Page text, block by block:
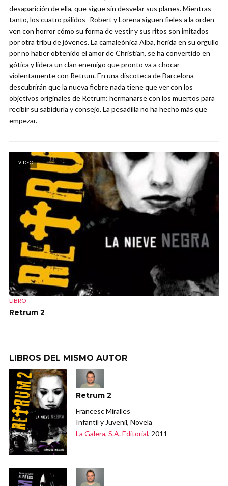
desaparición de ella, que sigue sin desvelar sus planes. Mientras
tanto, los cuatro pálidos -Robert y Lorena siguen fieles a la orden–
ven con horror cómo su forma de vestir y sus ritos son imitados
por otra tribu de jóvenes. La camaleónica Alba, herida en su orgullo
por no haber obtenido el amor de Christian, se ha convertido en
gótica y lidera un clan enemigo que pronto va a chocar
violentamente con Retrum. En una discoteca de Barcelona
descubrirán que la nueva fiebre nada tiene que ver con los
objetivos originales de Retrum: hermanarse con los muertos para
recibir su sabiduría y consejo. La pesadilla no ha hecho más que
empezar.
VIDEO
LIBRO
Retrum 2
LIBROS DEL MISMO AUTOR
Retrum 2
Francesc Miralles
Infantil y Juvenil, Novela
La Galera, S.A. Editorial, 2011